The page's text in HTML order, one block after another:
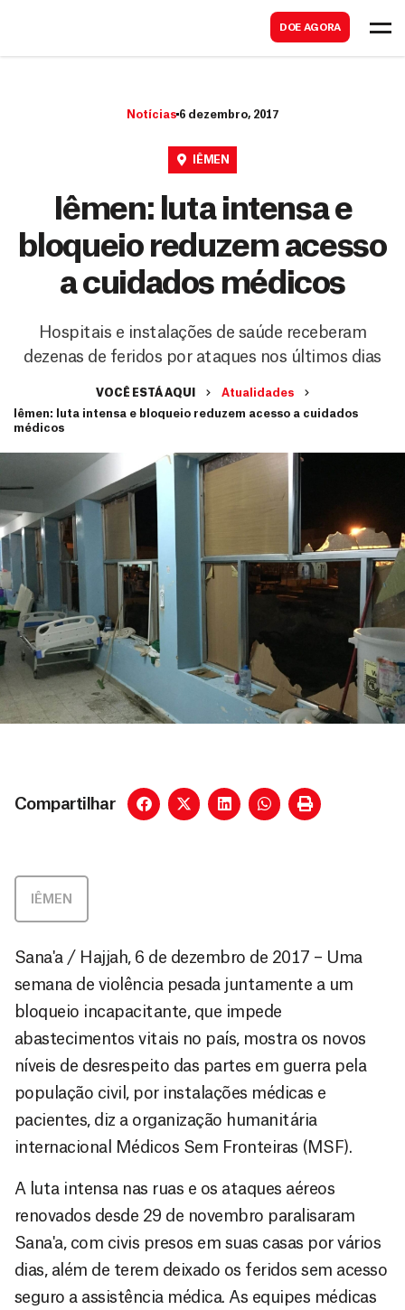
DOE AGORA
Notícias 6 dezembro, 2017
IÊMEN
Iêmen: luta intensa e
bloqueio reduzem acesso
a cuidados médicos
Hospitais e instalações de saúde receberam
dezenas de feridos por ataques nos últimos dias
VOCÊ ESTÁ AQUI
Atualidades
Iêmen: luta intensa e bloqueio reduzem acesso a cuidados
médicos
Compartilhar
IÊMEN
Sana'a / Hajjah, 6 de dezembro de 2017 – Uma
semana de violência pesada juntamente a um
bloqueio incapacitante, que impede
abastecimentos vitais no país, mostra os novos
níveis de desrespeito das partes em guerra pela
população civil, por instalações médicas e
pacientes, diz a organização humanitária
internacional Médicos Sem Fronteiras (MSF).
A luta intensa nas ruas e os ataques aéreos
renovados desde 29 de novembro paralisaram
Sana'a, com civis presos em suas casas por vários
dias, além de terem deixado os feridos sem acesso
seguro a assistência médica. As equipes médicas
a
r